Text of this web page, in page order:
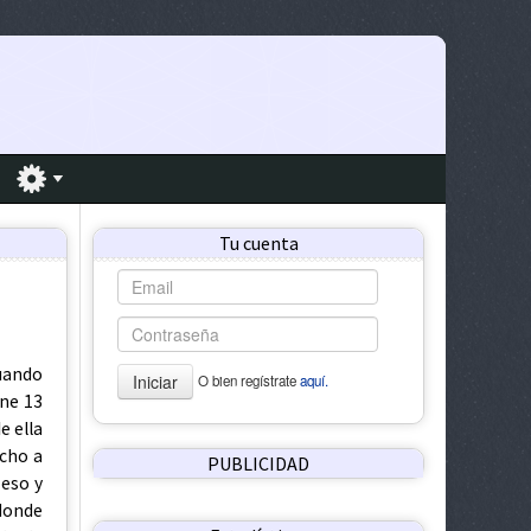
la caja, claro que el lado donde estaba la sangre estaba sostenido por mis mano a lo que no sospecho nada mas y se despidió de mi junto a maritza que solo se me quedaba viendo con una sonrisa picara y algo sonrojada y yo se que ese día no lo olvido, los dos se quedaron en la bodega platicando y me fui no sin antes pasar a la sala a traer la película, claro que después siempre seguimos cojiendo mas seguido, hasta llegar al grado de hacerlo con una amiga de ella, que se los contare después, poco después hallaron un compr
Tu cuenta
Iniciar O bien regístrateaquí.
PUBLICIDAD